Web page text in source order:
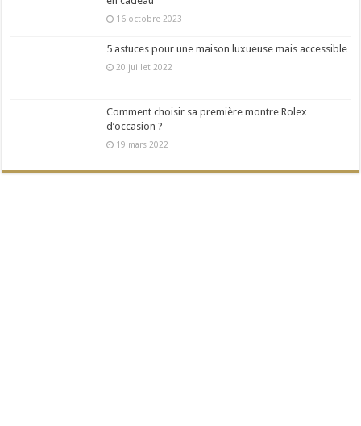
16 octobre 2023
5 astuces pour une maison luxueuse mais accessible
20 juillet 2022
Comment choisir sa première montre Rolex
d’occasion ?
19 mars 2022